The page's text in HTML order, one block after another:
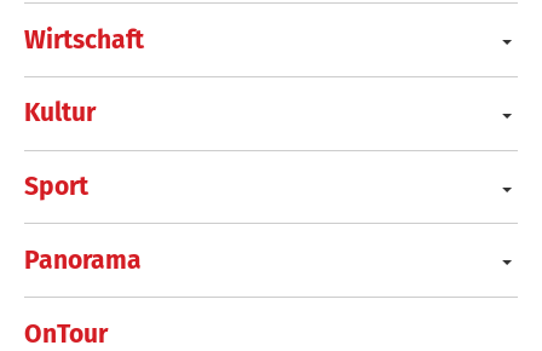
Wirtschaft
Kultur
Sport
Panorama
OnTour